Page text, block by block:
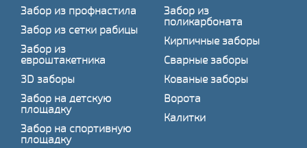
Забор из профнастила
Забор из сетки рабицы
Забор из
евроштакетника
3D заборы
Забор на детскую
площадку
Забор на спортивную
площадку
Забор из
поликарбоната
Кирпичные заборы
Сварные заборы
Кованые заборы
Ворота
Калитки